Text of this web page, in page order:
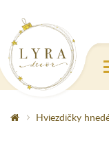
Hviezdičky